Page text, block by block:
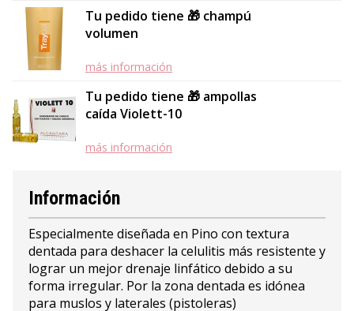
Tu pedido tiene 🎁 champú
volumen
más información
Tu pedido tiene 🎁 ampollas
caída Violett-10
más información
Información
Especialmente diseñada en Pino con textura
dentada para deshacer la celulitis más resistente y
lograr un mejor drenaje linfático debido a su
forma irregular. Por la zona dentada es idónea
para muslos y laterales (pistoleras)